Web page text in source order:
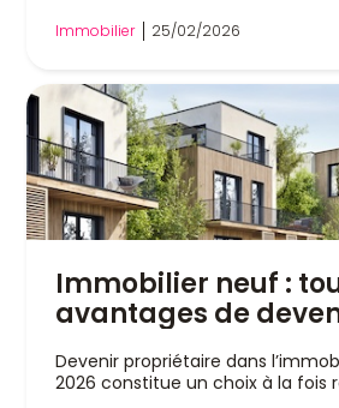
Immobilier 25/02/2026
Immobilier neuf :
avantages de
Devenir propriétaire dans
2026 constitue un choix à la fois